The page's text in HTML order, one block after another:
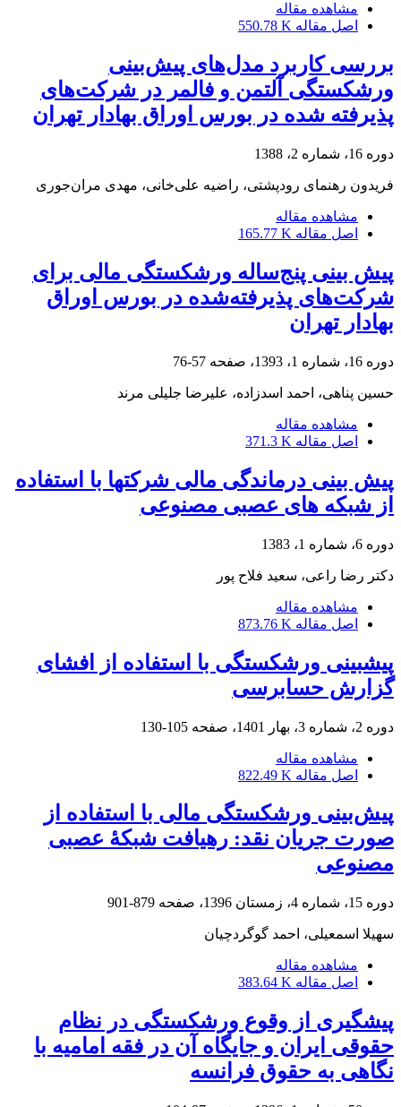
مشاهده مقاله
اصل مقاله 550.78 K
بررسی کاربرد مدل‌های پیش‌بینی
ورشکستگی آلتمن و فالمر در شرکت‌های
پذیرفته شده در بورس اوراق بهادار تهران
دوره 16، شماره 2، 1388
فریدون رهنمای رودپشتی، راضیه علی‌خانی، مهدی مران‌جوری
مشاهده مقاله
اصل مقاله 165.77 K
پیش ‏بینی پنج‌ساله ورشکستگی مالی برای
شرکت‌های پذیرفته‌شده در بورس اوراق
بهادار تهران
دوره 16، شماره 1، 1393، صفحه 57-76
حسین پناهی، احمد اسدزاده، علیرضا جلیلی مرند
مشاهده مقاله
اصل مقاله 371.3 K
پیش بینی درماندگی مالی شرکتها با استفاده
از شبکه های عصبی مصنوعی
دوره 6، شماره 1، 1383
دکتر رضا راعى، سعید فلاح پور
مشاهده مقاله
اصل مقاله 873.76 K
پیشبینی ورشکستگی با استفاده از افشای
گزارش حسابرسی
دوره 2، شماره 3، بهار 1401، صفحه 105-130
مشاهده مقاله
اصل مقاله 822.49 K
پیش‌بینی ورشکستگی مالی با استفاده از
صورت جریان نقد: رهیافت شبکۀ عصبی
مصنوعی
دوره 15، شماره 4، زمستان 1396، صفحه 879-901
سهیلا اسمعیلی، احمد گوگردچیان
مشاهده مقاله
اصل مقاله 383.64 K
پیشگیری از وقوع ورشکستگی در نظام
حقوقی ایران و جایگاه آن در فقه امامیه با
نگاهی به حقوق فرانسه